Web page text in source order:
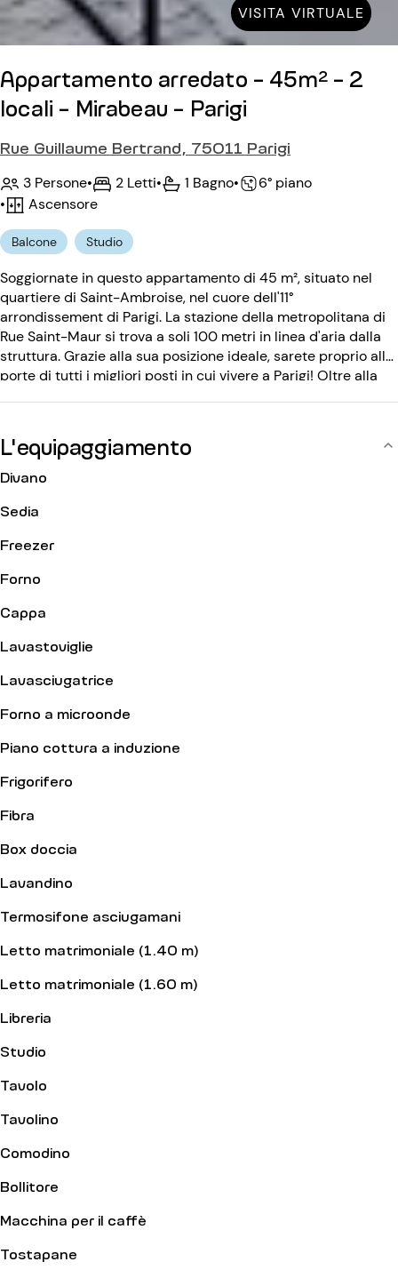
VISITA VIRTUALE
Appartamento arredato - 45m² - 2
locali - Mirabeau - Parigi
Rue Guillaume Bertrand, 75011 Parigi
3 Persone• 2 Letti• 1 Bagno•
6° piano
•
Ascensore
Balcone Studio
Soggiornate in questo appartamento di 45 m², situato nel
quartiere di Saint-Ambroise, nel cuore dell'11°
arrondissement di Parigi. La stazione della metropolitana di
Rue Saint-Maur si trova a soli 100 metri in linea d'aria dalla
struttura. Grazie alla sua posizione ideale, sarete proprio alle
porte di tutti i migliori posti in cui vivere a Parigi! Oltre alla
l'edificio del XX secolo è protetto da un codice d'ingresso.
L'equipaggiamento
Divano
Sedia
Freezer
Forno
Cappa
Lavastoviglie
Lavasciugatrice
Forno a microonde
Piano cottura a induzione
Frigorifero
Fibra
Box doccia
Lavandino
Termosifone asciugamani
Letto matrimoniale (1.40 m)
Letto matrimoniale (1.60 m)
Libreria
Studio
Tavolo
Tavolino
Comodino
Bollitore
Macchina per il caffè
Tostapane